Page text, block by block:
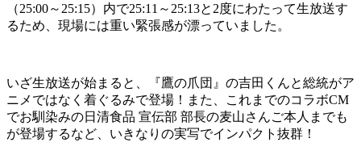
（25:00～25:15）内で25:11～25:13と2度にわたって生放送す
るため、現場には重い緊張感が漂っていました。
いざ生放送が始まると、『鷹の爪団』の吉田くんと総統がア
ニメではなく着ぐるみで登場！また、これまでのコラボCM
でお馴染みの日清食品 宣伝部 部長の麦山さんご本人までも
が登場するなど、いきなりの実写でインパクト抜群！